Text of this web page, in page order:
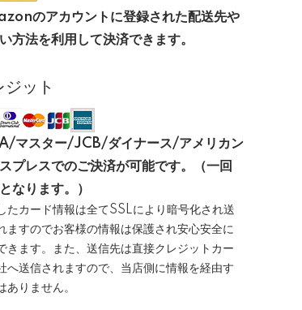
のアカウントに登録された配送先や
方法を利用して決済できます。
ジット
マスター/JCB/ダイナース/アメリカン
プレスでのご決済が可能です。（一回
なります。）
たカード情報は全てSSLにより暗号化され送
ますのでお客様の情報は保護され安心安全に
きます。また、送信先は直接クレジットカー
へ送信されますので、当店側に情報を経由す
ありません。